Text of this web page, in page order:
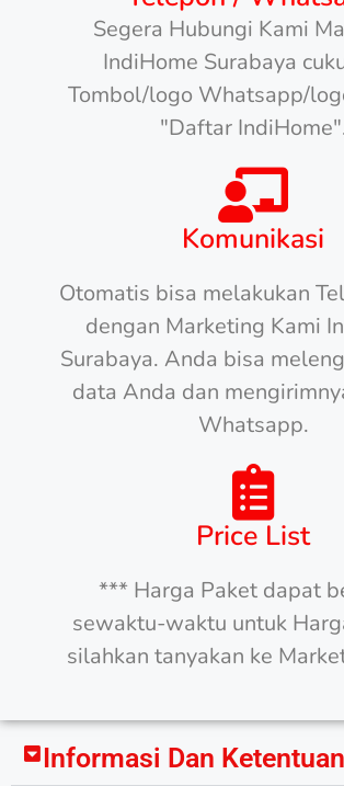
Segera Hubungi Kami
IndiHome Surabaya
Tombol/logo Whatsapp/
"Daftar
Komunikasi
Otomatis bisa melakukan
dengan Marketing Kami
Surabaya. Anda bisa
data Anda dan
Whatsapp.
Price List
*** Harga Paket dapat
sewaktu-waktu untuk
silahkan tanyakan ke
Informasi Dan Ketentuan